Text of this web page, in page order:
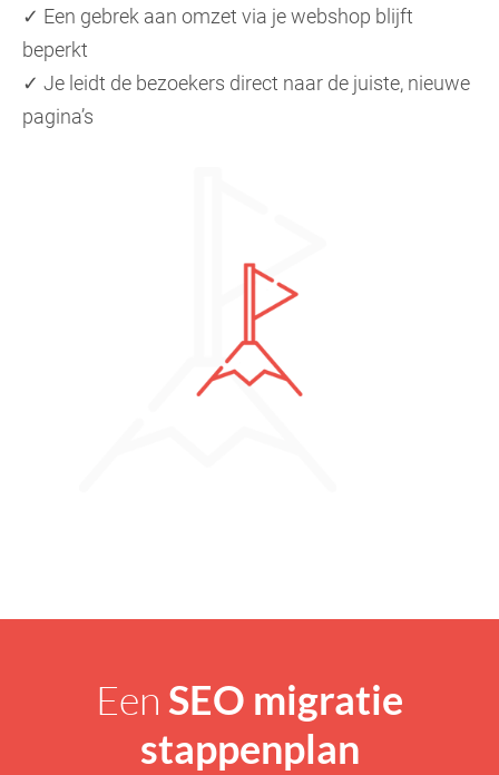
✓ Een gebrek aan omzet via je webshop blijft
beperkt
✓ Je leidt de bezoekers direct naar de juiste, nieuwe
pagina’s
Een SEO migratie
stappenplan